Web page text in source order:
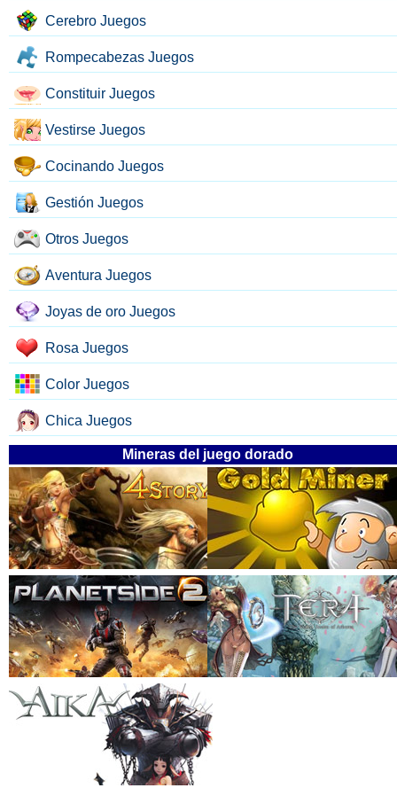
Cerebro Juegos
Rompecabezas Juegos
Constituir Juegos
Vestirse Juegos
Cocinando Juegos
Gestión Juegos
Otros Juegos
Aventura Juegos
Joyas de oro Juegos
Rosa Juegos
Color Juegos
Chica Juegos
Mineras del juego dorado